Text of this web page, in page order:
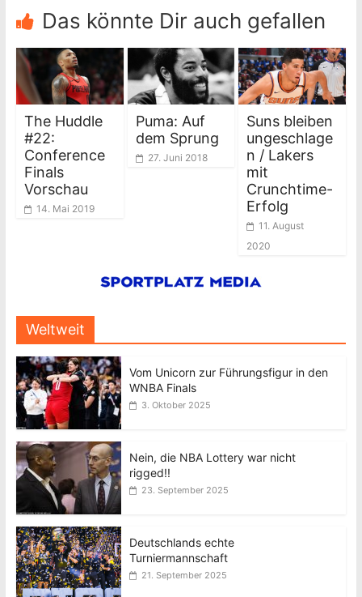
Das könnte Dir auch gefallen
The Huddle
#22:
Conference
Finals
Vorschau
14. Mai 2019
Puma: Auf
dem Sprung
27. Juni 2018
Suns bleiben
ungeschlage
n / Lakers
mit
Crunchtime-
Erfolg
11. August
2020
Weltweit
Vom Unicorn zur Führungsfigur in den
WNBA Finals
3. Oktober 2025
Nein, die NBA Lottery war nicht
rigged!!
23. September 2025
Deutschlands echte
Turniermannschaft
21. September 2025